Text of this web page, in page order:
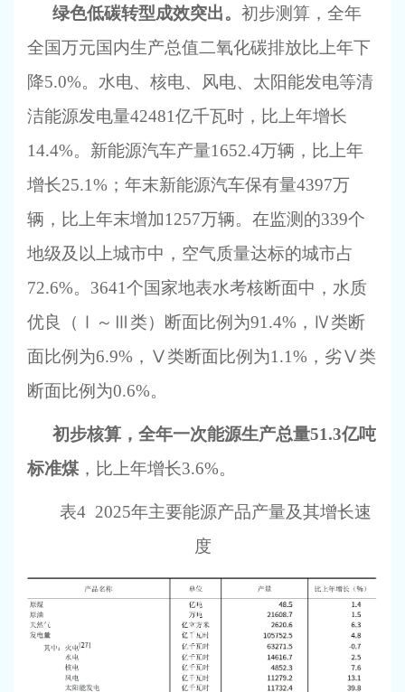
绿色低碳转型成效突出。 初步测算，全年
全国万元国内生产总值二氧化碳排放比上年下
降5.0%。水电、核电、风电、太阳能发电等清
洁能源发电量42481亿千瓦时，比上年增长
14.4%。新能源汽车产量1652.4万辆，比上年
增长25.1%；年末新能源汽车保有量4397万
辆，比上年末增加1257万辆。在监测的339个
地级及以上城市中，空气质量达标的城市占
72.6%。3641个国家地表水考核断面中，水质
优良（Ⅰ～Ⅲ类）断面比例为91.4%，Ⅳ类断
面比例为6.9%，Ⅴ类断面比例为1.1%，劣Ⅴ类
断面比例为0.6%。
初步核算，全年一次能源生产总量51.3亿吨
标准煤 ，比上年增长3.6%。
表4 2025年主要能源产品产量及其增长速
度